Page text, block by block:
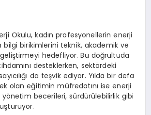
Okulu, kadın profesyonellerin enerji
bilgi birikimlerini teknik, akademik ve
hedefliyor. Bu doğrultuda
desteklerken, sektördeki
da teşvik ediyor. Yılda bir defa
olan eğitimin müfredatını ise enerji
yönetim becerileri, sürdürülebilirlik gibi